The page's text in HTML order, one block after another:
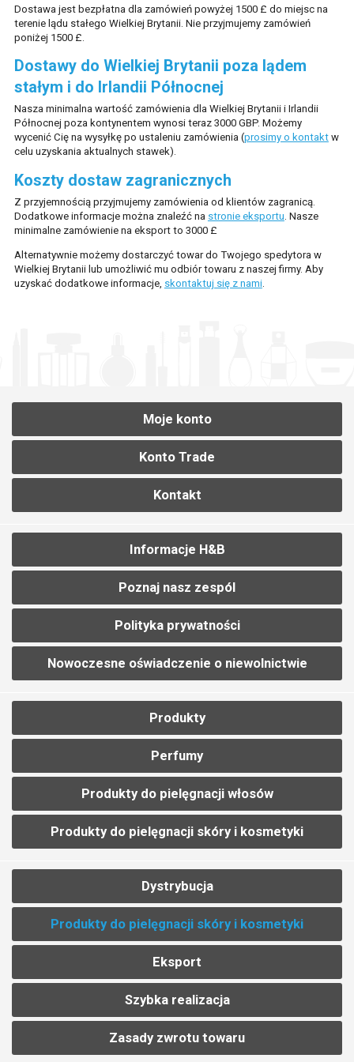
ZAMAWIANIE ONLINE
MOJE KONTO
Dostawa jest bezpłatna dla zamówień powyżej 1500 £ do miejsc na
terenie lądu stałego Wielkiej Brytanii. Nie przyjmujemy zamówień
poniżej 1500 £.
Dostawy do Wielkiej Brytanii poza lądem
stałym i do Irlandii Północnej
Nasza minimalna wartość zamówienia dla Wielkiej Brytanii i Irlandii
Północnej poza kontynentem wynosi teraz 3000 GBP. Możemy
wycenić Cię na wysyłkę po ustaleniu zamówienia (prosimy o kontaktw
celu uzyskania aktualnych stawek).
Koszty dostaw zagranicznych
Z przyjemnością przyjmujemy zamówienia od klientów zagranicą.
Dodatkowe informacje można znaleźć na stronie eksportu . Nasze
minimalne zamówienie na eksport to 3000 £
Alternatywnie możemy dostarczyć towar do Twojego spedytora w
Wielkiej Brytanii lub umożliwić mu odbiór towaru z naszej firmy. Aby
uzyskać dodatkowe informacje, skontaktuj się z nami.
Moje konto
Konto Trade
Kontakt
Informacje H&B
Poznaj nasz zespól
Polityka prywatności
Nowoczesne oświadczenie o niewolnictwie
Produkty
Perfumy
Produkty do pielęgnacji włosów
Produkty do pielęgnacji skóry i kosmetyki
Dystrybucja
Produkty do pielęgnacji skóry i kosmetyki
Eksport
Szybka realizacja
Zasady zwrotu towaru